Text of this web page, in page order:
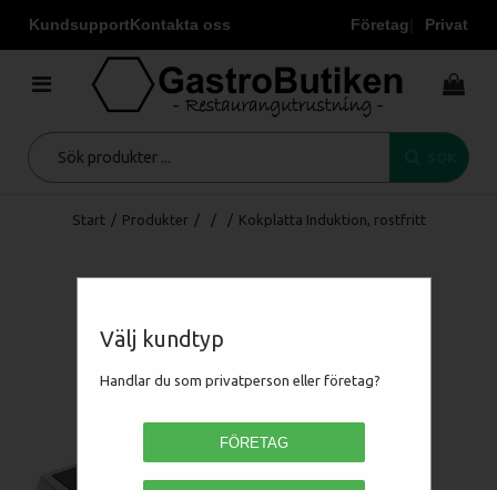
KundsupportKontakta oss Företag Privat
Välj kundtyp
Handlar du som privatperson eller företag?
FÖRETAG
Start / Produkter / / / Kokplatta Induktion, rostfritt